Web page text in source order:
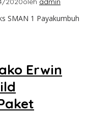
SMAN 1 Payakumbuh
Erwin